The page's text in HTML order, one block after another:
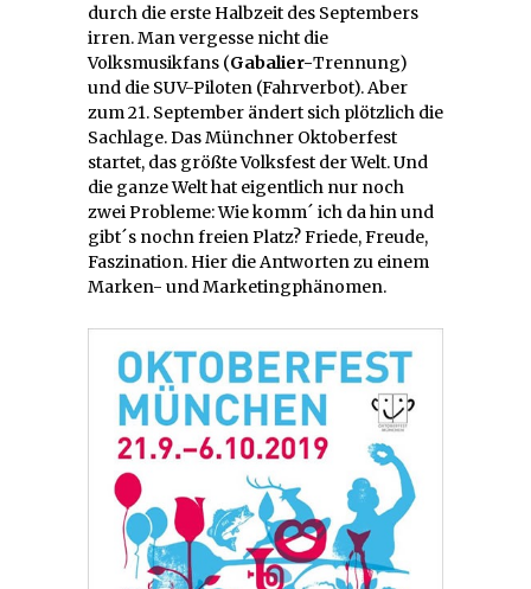
durch die erste Halbzeit des Septembers
irren. Man vergesse nicht die
Volksmusikfans (Gabalier-Trennung)
und die SUV-Piloten (Fahrverbot). Aber
zum 21. September ändert sich plötzlich die
Sachlage. Das Münchner Oktoberfest
startet, das größte Volksfest der Welt. Und
die ganze Welt hat eigentlich nur noch
zwei Probleme: Wie komm´ ich da hin und
gibt´s nochn freien Platz? Friede, Freude,
Faszination. Hier die Antworten zu einem
Marken- und Marketingphänomen.